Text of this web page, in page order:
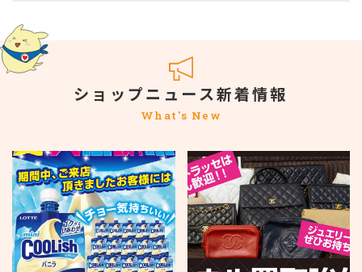
ショップニュース新着情報
What's New